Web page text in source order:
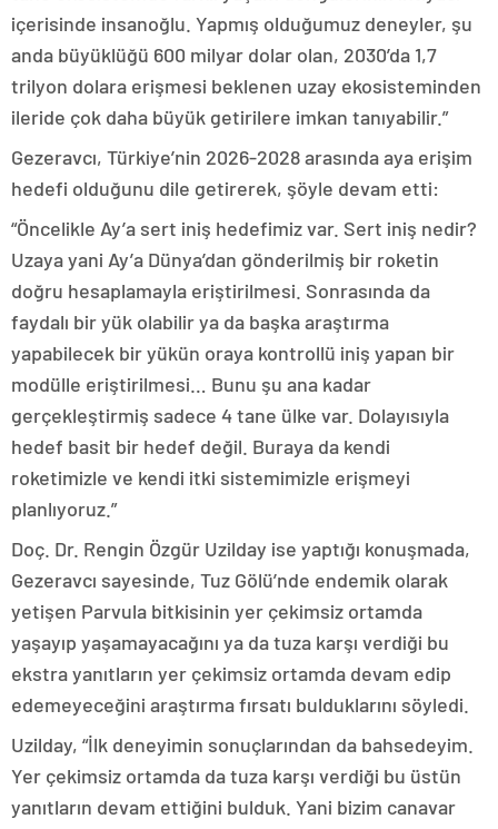
içerisinde insanoğlu. Yapmış olduğumuz deneyler, şu
anda büyüklüğü 600 milyar dolar olan, 2030’da 1,7
trilyon dolara erişmesi beklenen uzay ekosisteminden
ileride çok daha büyük getirilere imkan tanıyabilir.”
Gezeravcı, Türkiye’nin 2026-2028 arasında aya erişim
hedefi olduğunu dile getirerek, şöyle devam etti:
“Öncelikle Ay’a sert iniş hedefimiz var. Sert iniş nedir?
Uzaya yani Ay’a Dünya’dan gönderilmiş bir roketin
doğru hesaplamayla eriştirilmesi. Sonrasında da
faydalı bir yük olabilir ya da başka araştırma
yapabilecek bir yükün oraya kontrollü iniş yapan bir
modülle eriştirilmesi… Bunu şu ana kadar
gerçekleştirmiş sadece 4 tane ülke var. Dolayısıyla
hedef basit bir hedef değil. Buraya da kendi
roketimizle ve kendi itki sistemimizle erişmeyi
planlıyoruz.”
Doç. Dr. Rengin Özgür Uzilday ise yaptığı konuşmada,
Gezeravcı sayesinde, Tuz Gölü’nde endemik olarak
yetişen Parvula bitkisinin yer çekimsiz ortamda
yaşayıp yaşamayacağını ya da tuza karşı verdiği bu
ekstra yanıtların yer çekimsiz ortamda devam edip
edemeyeceğini araştırma fırsatı bulduklarını söyledi.
Uzilday, “İlk deneyimin sonuçlarından da bahsedeyim.
Yer çekimsiz ortamda da tuza karşı verdiği bu üstün
yanıtların devam ettiğini bulduk. Yani bizim canavar